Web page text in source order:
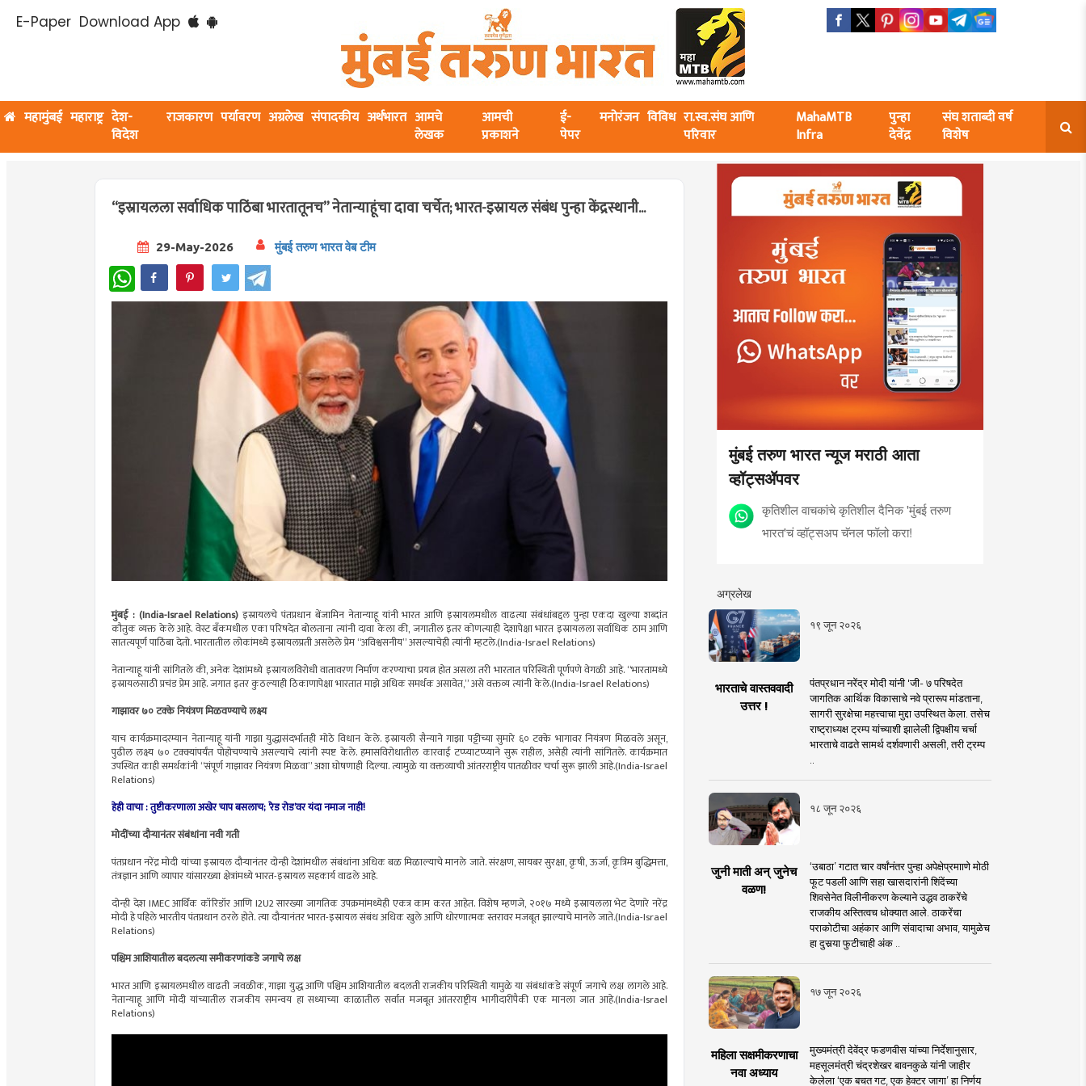
E-Paper Download App
महामुंबई महाराष्ट्र देश-
विदेश
राजकारण पर्यावरण अग्रलेख संपादकीय अर्थभारत आमचे
लेखक
आमची
प्रकाशने
ई-
पेपर
मनोरंजन विविध रा.स्व.संघ आणि
परिवार
MahaMTB
Infra
पुन्हा
देवेंद्र
संघ शताब्दी वर्ष
विशेष
“इस्रायलला सर्वाधिक पाठिंबा भारतातूनच” नेतान्याहूंचा दावा चर्चेत; भारत-इस्रायल संबंध पुन्हा केंद्रस्थानी...
29-May-2026 मुंबई तरुण भारत वेब टीम
WhatsApp
मुंबई : (India-Israel Relations) इस्रायलचे पंतप्रधान बेंजामिन नेतान्याहू यांनी भारत आणि इस्रायलमधील वाढत्या संबंधांबद्दल पुन्हा एकदा खुल्या शब्दांत
कौतुक व्यक्त केले आहे. वेस्ट बँकमधील एका परिषदेत बोलताना त्यांनी दावा केला की, जगातील इतर कोणत्याही देशापेक्षा भारत इस्रायलला सर्वाधिक ठाम आणि
सातत्यपूर्ण पाठिंबा देतो. भारतातील लोकांमध्ये इस्रायलप्रती असलेले प्रेम “अविश्वसनीय” असल्याचेही त्यांनी म्हटले.(India-Israel Relations)
नेतान्याहू यांनी सांगितले की, अनेक देशांमध्ये इस्रायलविरोधी वातावरण निर्माण करण्याचा प्रयत्न होत असला तरी भारतात परिस्थिती पूर्णपणे वेगळी आहे. “भारतामध्ये
इस्रायलसाठी प्रचंड प्रेम आहे. जगात इतर कुठल्याही ठिकाणापेक्षा भारतात माझे अधिक समर्थक असावेत,” असे वक्तव्य त्यांनी केले.(India-Israel Relations)
गाझावर ७० टक्के नियंत्रण मिळवण्याचे लक्ष्य
याच कार्यक्रमादरम्यान नेतान्याहू यांनी गाझा युद्धासंदर्भातही मोठे विधान केले. इस्रायली सैन्याने गाझा पट्टीच्या सुमारे ६० टक्के भागावर नियंत्रण मिळवले असून,
पुढील लक्ष्य ७० टक्क्यांपर्यंत पोहोचण्याचे असल्याचे त्यांनी स्पष्ट केले. हमासविरोधातील कारवाई टप्प्याटप्प्याने सुरू राहील, असेही त्यांनी सांगितले. कार्यक्रमात
उपस्थित काही समर्थकांनी “संपूर्ण गाझावर नियंत्रण मिळवा” अशा घोषणाही दिल्या. त्यामुळे या वक्तव्याची आंतरराष्ट्रीय पातळीवर चर्चा सुरू झाली आहे.(India-Israel
Relations)
हेही वाचा : तुष्टीकरणाला अखेर चाप बसलाच; ‘रेड रोड’वर यंदा नमाज नाही!
मोदींच्या दौऱ्यानंतर संबंधांना नवी गती
पंतप्रधान नरेंद्र मोदी यांच्या इस्रायल दौऱ्यानंतर दोन्ही देशांमधील संबंधांना अधिक बळ मिळाल्याचे मानले जाते. संरक्षण, सायबर सुरक्षा, कृषी, ऊर्जा, कृत्रिम बुद्धिमत्ता,
तंत्रज्ञान आणि व्यापार यांसारख्या क्षेत्रांमध्ये भारत-इस्रायल सहकार्य वाढले आहे.
दोन्ही देश IMEC आर्थिक कॉरिडॉर आणि I2U2 सारख्या जागतिक उपक्रमांमध्येही एकत्र काम करत आहेत. विशेष म्हणजे, २०१७ मध्ये इस्रायलला भेट देणारे नरेंद्र
मोदी हे पहिले भारतीय पंतप्रधान ठरले होते. त्या दौऱ्यानंतर भारत-इस्रायल संबंध अधिक खुले आणि धोरणात्मक स्तरावर मजबूत झाल्याचे मानले जाते.(India-Israel
Relations)
पश्चिम आशियातील बदलत्या समीकरणांकडे जगाचे लक्ष
भारत आणि इस्रायलमधील वाढती जवळीक, गाझा युद्ध आणि पश्चिम आशियातील बदलती राजकीय परिस्थिती यामुळे या संबंधांकडे संपूर्ण जगाचे लक्ष लागले आहे.
नेतान्याहू आणि मोदी यांच्यातील राजकीय समन्वय हा सध्याच्या काळातील सर्वात मजबूत आंतरराष्ट्रीय भागीदारींपैकी एक मानला जात आहे.(India-Israel
Relations)
मुंबई तरुण भारत न्यूज मराठी आता
व्हॉट्सॲपवर
कृतिशील वाचकांचे कृतिशील दैनिक 'मुंबई तरुण
भारत'चं व्हॉट्सअप चॅनल फॉलो करा!
अग्रलेख
१९ जून २०२६
भारताचे वास्तववादी
उत्तर !
पंतप्रधान नरेंद्र मोदी यांनी 'जी- ७ परिषदेत
जागतिक आर्थिक विकासाचे नवे प्रारूप मांडताना,
सागरी सुरक्षेचा महत्त्वाचा मुद्दा उपस्थित केला. तसेच
राष्ट्राध्यक्ष ट्रम्प यांच्याशी झालेली द्विपक्षीय चर्चा
भारताचे वाढते सामर्थ दर्शवणारी असली, तरी ट्रम्प
१८ जून २०२६
जुनी माती अन् जुनेच
वळण!
‘उबाठा’ गटात चार वर्षांनंतर पुन्हा अपेक्षेप्रमााणे मोठी
फूट पडली आणि सहा खासदारांनी शिंदेंच्या
शिवसेनेत विलीनीकरण केल्याने उद्धव ठाकरेंचे
राजकीय अस्तित्वच धोक्यात आले. ठाकरेंचा
पराकोटीचा अहंकार आणि संवादाचा अभाव, यामुळेच
हा दुसर्‍या फुटीचाही अंक ..
१७ जून २०२६
महिला सक्षमीकरणाचा
नवा अध्याय
मुख्यमंत्री देवेंद्र फडणवीस यांच्या निर्देशानुसार,
महसूलमंत्री चंद्रशेखर बावनकुळे यांनी जाहीर
केलेला ‘एक बचत गट, एक हेक्टर जागा’ हा निर्णय